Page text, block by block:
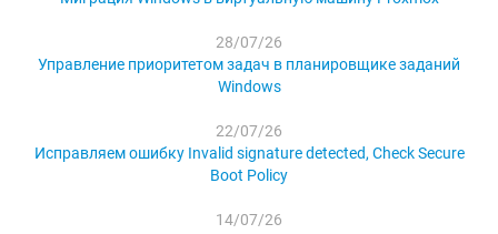
28/07/26
Управление приоритетом задач в планировщике заданий
Windows
22/07/26
Исправляем ошибку Invalid signature detected, Check Secure
Boot Policy
14/07/26